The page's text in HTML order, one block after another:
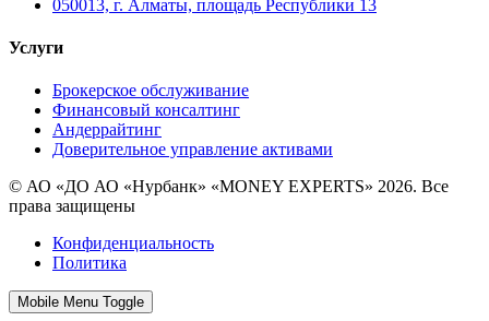
050013, г. Алматы, площадь Республики 13
Услуги
Брокерское обслуживание
Финансовый консалтинг
Андеррайтинг
Доверительное управление активами
© АО «ДО АО «Нурбанк» «MONEY EXPERTS» 2026. Все
права защищены
Конфиденциальность
Политика
Mobile Menu Toggle